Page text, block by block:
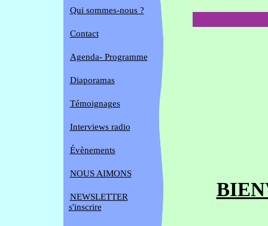
Qui sommes-nous ?
Contact
Agenda- Programme
Diaporamas
Témoignages
Interviews radio
Évènements
NOUS AIMONS
NEWSLETTER
s'inscrire